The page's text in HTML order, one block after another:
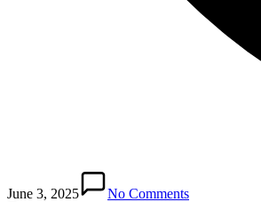
June 3, 2025 No Comments